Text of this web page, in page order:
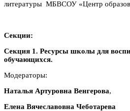
литературы МБВСОУ «Центр
Секции:
Секция 1. Ресурсы школы для
обучающихся.
Модераторы:
Наталья Артуровна Венгерова,
Елена Вячеславовна Чеботарева